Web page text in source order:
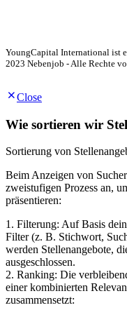
YoungCapital International ist
2023 Nebenjob - Alle Rechte
Close
Wie sortieren wir
Sortierung von
Beim Anzeigen von
zweistufigen Prozess an,
präsentieren:
1. Filterung: Auf Basis
Filter (z. B. Stichwort,
werden Stellenangebote,
ausgeschlossen.
2. Ranking: Die
einer kombinierten
zusammensetzt: